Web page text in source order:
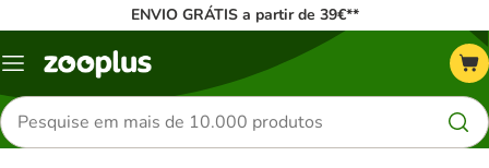
ENVIO GRÁTIS a partir de 39€**
Menu
Pesquisar
produtos